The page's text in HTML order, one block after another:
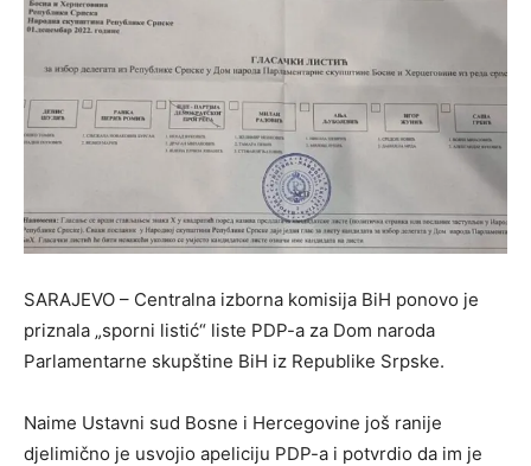
SARAJEVO – Centralna izborna komisija BiH ponovo je
priznala „sporni listić“ liste PDP-a za Dom naroda
Parlamentarne skupštine BiH iz Republike Srpske.
Naime Ustavni sud Bosne i Hercegovine još ranije
djelimično je usvojio apeliciju PDP-a i potvrdio da im je